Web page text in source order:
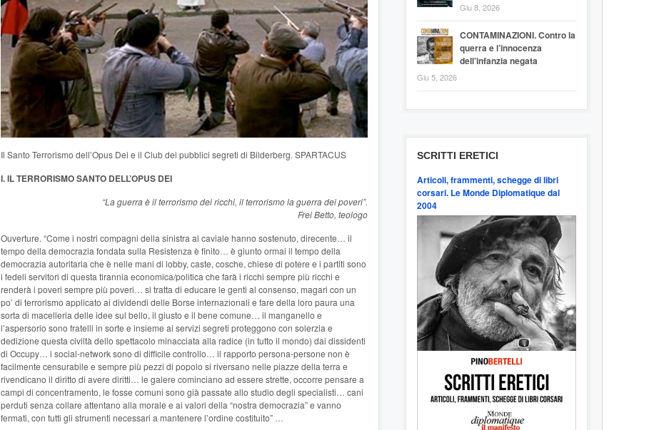
Il Santo Terrorismo dell’Opus Dei e il Club dei pubblici segreti di Bilderberg. SPARTACUS
I. IL TERRORISMO SANTO DELL’OPUS DEI
“La guerra è il terrorismo dei ricchi, il terrorismo la guerra dei poveri”.
Frei Betto, teologo
Ouverture. “Come i nostri compagni della sinistra al caviale hanno sostenuto, direcente… il
tempo della democrazia fondata sulla Resistenza è finito… è giunto ormai il tempo della
democrazia autoritaria che è nelle mani di lobby, caste, cosche, chiese di potere e i partiti sono
i fedeli servitori di questa tirannia economica/politica che farà i ricchi sempre più ricchi e
renderà i poveri sempre più poveri… si tratta di educare le genti al consenso, magari con un
po’ di terrorismo applicato ai dividendi delle Borse internazionali e fare della loro paura una
sorta di macelleria delle idee sul bello, il giusto e il bene comune… il manganello e
l’aspersorio sono fratelli in sorte e insieme ai servizi segreti proteggono con solerzia e
dedizione questa civiltà dello spettacolo minacciata alla radice (in tutto il mondo) dai dissidenti
di Occupy… i social-network sono di difficile controllo… il rapporto persona-persone non è
facilmente censurabile e sempre più pezzi di popolo si riversano nelle piazze della terra e
rivendicano il diritto di avere diritti… le galere cominciano ad essere strette, occorre pensare a
campi di concentramento, le fosse comuni sono già passate allo studio degli specialisti… cani
perduti senza collare attentano alla morale e ai valori della “nostra democrazia” e vanno
fermati, con tutti gli strumenti necessari a mantenere l’ordine costituito” …
Giu 8, 2026
CONTAMINAZIONI. Contro la
querra e l’innocenza
dell’infanzia negata
Giu 5, 2026
SCRITTI ERETICI
Articoli, frammenti, schegge di libri
corsari. Le Monde Diplomatique dal
2004